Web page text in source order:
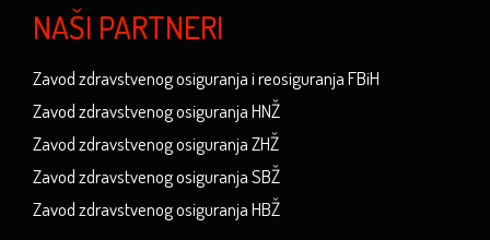
NAŠI PARTNERI
Zavod zdravstvenog osiguranja i reosiguranja FBiH
Zavod zdravstvenog osiguranja HNŽ
Zavod zdravstvenog osiguranja ZHŽ
Zavod zdravstvenog osiguranja SBŽ
Zavod zdravstvenog osiguranja HBŽ